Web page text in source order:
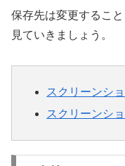
保存先は変更するこ
見ていきましょう。
スクリーンシ
スクリーンシ